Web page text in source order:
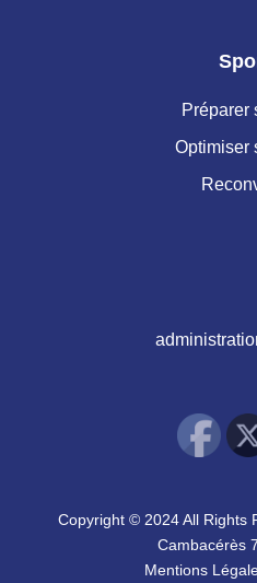
Préparer
Optimiser
Copyright © 2024 All Rights
Cambacérès
Mentions